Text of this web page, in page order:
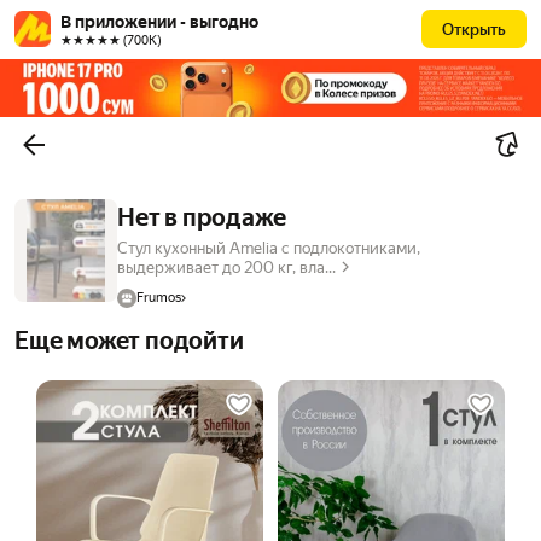
В приложении - выгодно
★★★★★ (700К)
Открыть
Нет в продаже
Стул кухонный Amelia с подлокотниками,
выдерживает до 200 кг, вла...
Frumos
Еще может подойти